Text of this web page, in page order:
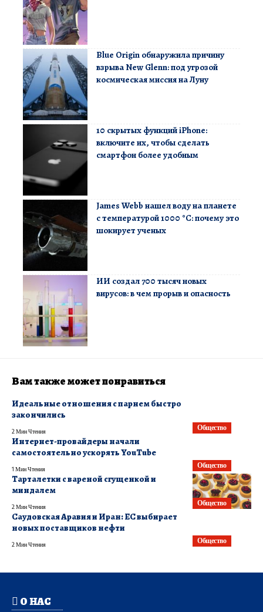
Blue Origin обнаружила причину
взрыва New Glenn: под угрозой
космическая миссия на Луну
10 скрытых функций iPhone:
включите их, чтобы сделать
смартфон более удобным
James Webb нашел воду на планете
с температурой 1000 °C: почему это
шокирует ученых
ИИ создал 700 тысяч новых
вирусов: в чем прорыв и опасность
Вам также может понравиться
Общество
Идеальные отношения с парнем быстро
закончились
2 Мин Чтения
Общество
Интернет-провайдеры начали
самостоятельно ускорять YouTube
1 Мин Чтения
Общество
Тарталетки с вареной сгущенкой и
миндалем
2 Мин Чтения
Общество
Саудовская Аравия и Иран: ЕС выбирает
новых поставщиков нефти
2 Мин Чтения
О НАС